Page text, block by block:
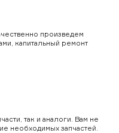
произведем
капитальный ремонт
так и аналоги. Вам не
необходимых запчастей.